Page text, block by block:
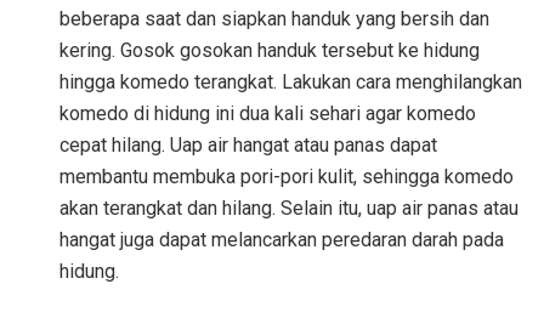
beberapa saat dan siapkan handuk yang bersih dan
kering. Gosok gosokan handuk tersebut ke hidung
hingga komedo terangkat. Lakukan cara menghilangkan
komedo di hidung ini dua kali sehari agar komedo
cepat hilang. Uap air hangat atau panas dapat
membantu membuka pori-pori kulit, sehingga komedo
akan terangkat dan hilang. Selain itu, uap air panas atau
hangat juga dapat melancarkan peredaran darah pada
hidung.